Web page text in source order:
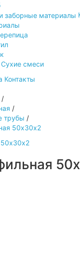
Сухие смеси
Контакты
/
/
трубы /
50х30х2